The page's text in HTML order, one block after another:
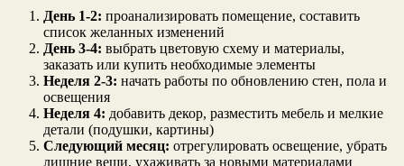
День 1-2: проанализировать помещение, составить
список желанных изменений
День 3-4: выбрать цветовую схему и материалы,
заказать или купить необходимые элементы
Неделя 2-3: начать работы по обновлению стен, пола и
освещения
Неделя 4: добавить декор, разместить мебель и мелкие
детали (подушки, картины)
Следующий месяц: отрегулировать освещение, убрать
лишние вещи, ухаживать за новыми материалами